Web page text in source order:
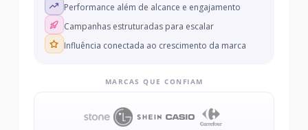
Performance além de alcance e engajamento
Campanhas estruturadas para escalar
Influência conectada ao crescimento da marca
MARCAS QUE CONFIAM